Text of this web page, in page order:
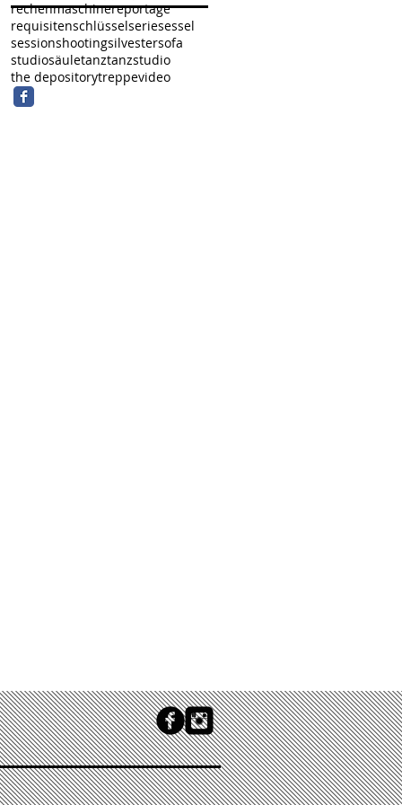
rechenmaschinereportage
requisitenschlüsselseriesessel
sessionshootingsilvestersofa
studiosäuletanztanzstudio
the depositorytreppevideo